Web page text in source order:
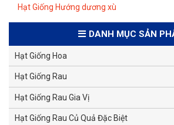
Hạt Giống Hướng dương xù
DANH MỤC SẢN
Hạt Giống Hoa
Hạt Giống Rau
Hạt Giống Rau Gia Vị
Hạt Giống Rau Củ Quả Đặc Biệt